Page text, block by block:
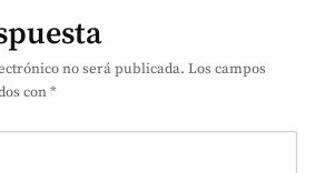
no será publicada. Los campos
con*